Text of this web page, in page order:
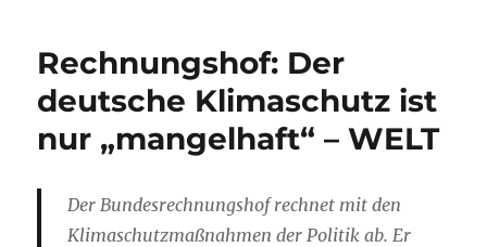
Rechnungshof: Der
deutsche Klimaschutz ist
nur „mangelhaft“ – WELT
Der Bundesrechnungshof rechnet mit den
Klimaschutzmaßnahmen der Politik ab. Er